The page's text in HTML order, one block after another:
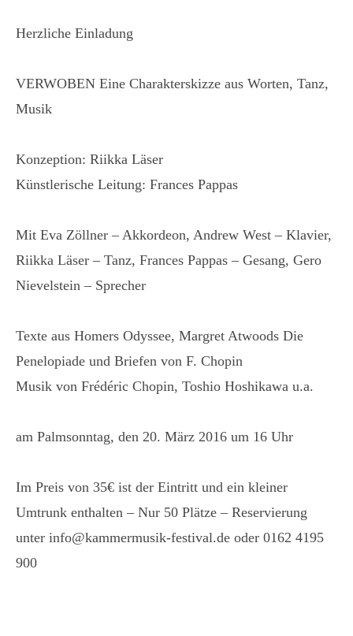
Herzliche Einladung
VERWOBEN Eine Charakterskizze aus Worten, Tanz,
Musik
Konzeption: Riikka Läser
Künstlerische Leitung: Frances Pappas
Mit Eva Zöllner – Akkordeon, Andrew West – Klavier,
Riikka Läser – Tanz, Frances Pappas – Gesang, Gero
Nievelstein – Sprecher
Texte aus Homers Odyssee, Margret Atwoods Die
Penelopiade und Briefen von F. Chopin
Musik von Frédéric Chopin, Toshio Hoshikawa u.a.
am Palmsonntag, den 20. März 2016 um 16 Uhr
Im Preis von 35€ ist der Eintritt und ein kleiner
Umtrunk enthalten – Nur 50 Plätze – Reservierung
unter info@kammermusik-festival.de oder 0162 4195
900